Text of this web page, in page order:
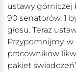
ustawy górniczej
90 senatorów, 1
głosu. Teraz
Przypomnijmy,
pracowników
pakiet